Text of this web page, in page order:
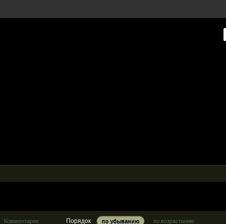
Комментарии Порядок по убыванию по возрастанию